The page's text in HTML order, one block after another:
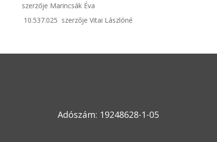
szerzője Marincsák Éva
10.537.025 szerzője Vitai Lászlóné
Adószám: 19248628-1-05